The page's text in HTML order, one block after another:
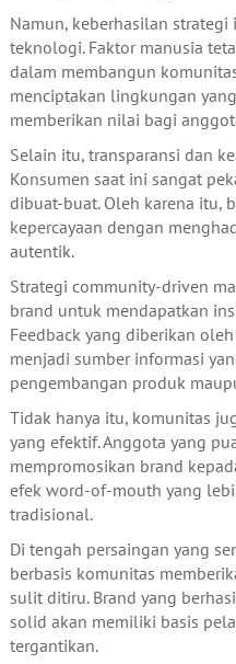
Namun, keberhasilan
teknologi. Faktor manusia
dalam membangun
menciptakan lingkungan
memberikan nilai bagi
Selain itu, transparansi dan
Konsumen saat ini sangat
dibuat-buat. Oleh karena itu,
kepercayaan dengan
autentik.
Strategi community-driven
brand untuk mendapatkan
Feedback yang diberikan
menjadi sumber informasi
pengembangan produk
Tidak hanya itu, komunitas
yang efektif. Anggota yang
mempromosikan brand
efek word-of-mouth yang
tradisional.
Di tengah persaingan yang
berbasis komunitas
sulit ditiru. Brand yang
solid akan memiliki basis
tergantikan.